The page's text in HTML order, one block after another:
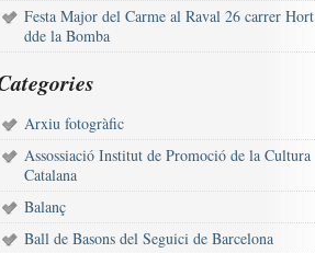
Festa Major del Carme al Raval 26 carrer Hort
dde la Bomba
Arxiu fotogràfic
Assossiació Institut de Promoció de la Cultura
Catalana
Balanç
Ball de Basons del Seguici de Barcelona